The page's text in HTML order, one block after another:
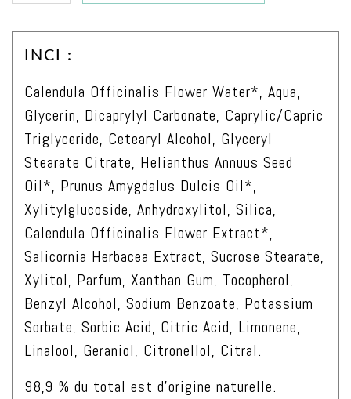
visage
hydratant
50ml
INCI :
Calendula Officinalis Flower Water*, Aqua,
Glycerin, Dicaprylyl Carbonate, Caprylic/Capric
Triglyceride, Cetearyl Alcohol, Glyceryl
Stearate Citrate, Helianthus Annuus Seed
Oil*, Prunus Amygdalus Dulcis Oil*,
Xylitylglucoside, Anhydroxylitol, Silica,
Calendula Officinalis Flower Extract*,
Salicornia Herbacea Extract, Sucrose Stearate,
Xylitol, Parfum, Xanthan Gum, Tocopherol,
Benzyl Alcohol, Sodium Benzoate, Potassium
Sorbate, Sorbic Acid, Citric Acid, Limonene,
Linalool, Geraniol, Citronellol, Citral.
98,9 % du total est d’origine naturelle.